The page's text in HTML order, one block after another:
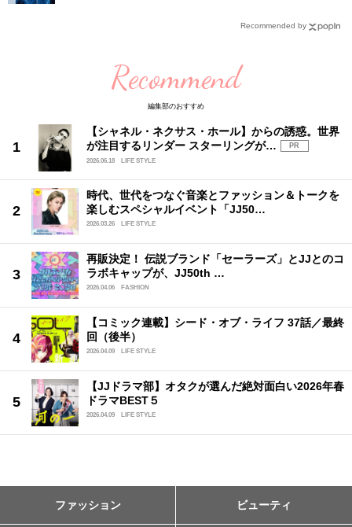
Recommended by
Recommend
編集部のおすすめ
【シャネル・ネクサス・ホール】からの誘惑。世界
が注目するリンダー スターリングが…
PR
2026.06.18
LIFE STYLE
時代、世代をつなぐ音楽とファッション＆トークを
楽しむスペシャルイベント「JJ50…
2026.03.26 LIFE STYLE
再販決定！ 伝説ブランド「セーラーズ」とJJとのコ
ラボキャップが、JJ50th …
2026.04.06 FASHION
【コミック連載】シード・オブ・ライフ 37話／最終
回（後半）
2026.04.09 LIFE STYLE
【JJドラマ部】オタクが選んだ絶対面白い2026年春
ドラマBEST５
2026.04.09 LIFE STYLE
ファッション ビューティ